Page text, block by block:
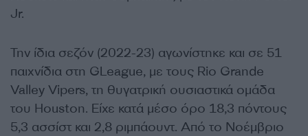
Jr.
Την ίδια σεζόν (2022-23) αγωνίστηκε και σε 51
παιχνίδια στη GLeague, με τους Rio Grande
Valley Vipers, τη θυγατρική ουσιαστικά ομάδα
του Houston. Είχε κατά μέσο όρο 18,3 πόντους
5,3 ασσίστ και 2,8 ριμπάουντ. Από το Νοέμβριο